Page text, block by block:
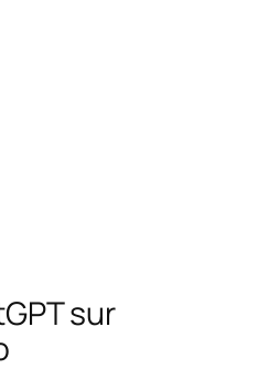
sur